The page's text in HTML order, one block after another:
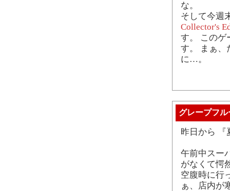
な。
そして今週
Collector's
す。 このゲ
す。 まぁ、
に…。
グレープフル
昨日から 『
午前中スー
がなくて愕
空腹時に行
ぁ、店内が